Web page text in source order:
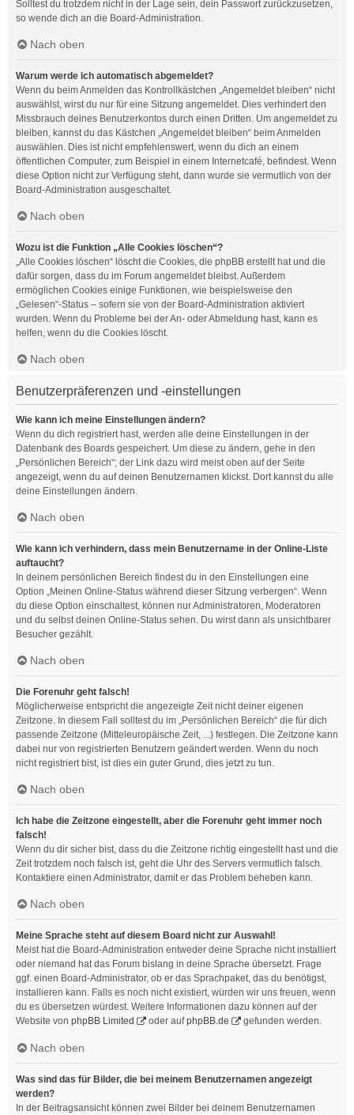
Solltest du trotzdem nicht in der Lage sein, dein Passwort zurückzusetzen,
so wende dich an die Board-Administration.
Nach oben
Warum werde ich automatisch abgemeldet?
Wenn du beim Anmelden das Kontrollkästchen „Angemeldet bleiben“ nicht
auswählst, wirst du nur für eine Sitzung angemeldet. Dies verhindert den
Missbrauch deines Benutzerkontos durch einen Dritten. Um angemeldet zu
bleiben, kannst du das Kästchen „Angemeldet bleiben“ beim Anmelden
auswählen. Dies ist nicht empfehlenswert, wenn du dich an einem
öffentlichen Computer, zum Beispiel in einem Internetcafé, befindest. Wenn
diese Option nicht zur Verfügung steht, dann wurde sie vermutlich von der
Board-Administration ausgeschaltet.
Nach oben
Wozu ist die Funktion „Alle Cookies löschen“?
„Alle Cookies löschen“ löscht die Cookies, die phpBB erstellt hat und die
dafür sorgen, dass du im Forum angemeldet bleibst. Außerdem
ermöglichen Cookies einige Funktionen, wie beispielsweise den
„Gelesen“-Status – sofern sie von der Board-Administration aktiviert
wurden. Wenn du Probleme bei der An- oder Abmeldung hast, kann es
helfen, wenn du die Cookies löscht.
Nach oben
Benutzerpräferenzen und -einstellungen
Wie kann ich meine Einstellungen ändern?
Wenn du dich registriert hast, werden alle deine Einstellungen in der
Datenbank des Boards gespeichert. Um diese zu ändern, gehe in den
„Persönlichen Bereich“; der Link dazu wird meist oben auf der Seite
angezeigt, wenn du auf deinen Benutzernamen klickst. Dort kannst du alle
deine Einstellungen ändern.
Nach oben
Wie kann ich verhindern, dass mein Benutzername in der Online-Liste
auftaucht?
In deinem persönlichen Bereich findest du in den Einstellungen eine
Option „Meinen Online-Status während dieser Sitzung verbergen“. Wenn
du diese Option einschaltest, können nur Administratoren, Moderatoren
und du selbst deinen Online-Status sehen. Du wirst dann als unsichtbarer
Besucher gezählt.
Nach oben
Die Forenuhr geht falsch!
Möglicherweise entspricht die angezeigte Zeit nicht deiner eigenen
Zeitzone. In diesem Fall solltest du im „Persönlichen Bereich“ die für dich
passende Zeitzone (Mitteleuropäische Zeit, ...) festlegen. Die Zeitzone kann
dabei nur von registrierten Benutzern geändert werden. Wenn du noch
nicht registriert bist, ist dies ein guter Grund, dies jetzt zu tun.
Nach oben
Ich habe die Zeitzone eingestellt, aber die Forenuhr geht immer noch
falsch!
Wenn du dir sicher bist, dass du die Zeitzone richtig eingestellt hast und die
Zeit trotzdem noch falsch ist, geht die Uhr des Servers vermutlich falsch.
Kontaktiere einen Administrator, damit er das Problem beheben kann.
Nach oben
Meine Sprache steht auf diesem Board nicht zur Auswahl!
Meist hat die Board-Administration entweder deine Sprache nicht installiert
oder niemand hat das Forum bislang in deine Sprache übersetzt. Frage
ggf. einen Board-Administrator, ob er das Sprachpaket, das du benötigst,
installieren kann. Falls es noch nicht existiert, würden wir uns freuen, wenn
du es übersetzen würdest. Weitere Informationen dazu können auf der
Website von phpBB Limited oder aufphpBB.de gefunden werden.
Nach oben
Was sind das für Bilder, die bei meinem Benutzernamen angezeigt
werden?
In der Beitragsansicht können zwei Bilder bei deinem Benutzernamen